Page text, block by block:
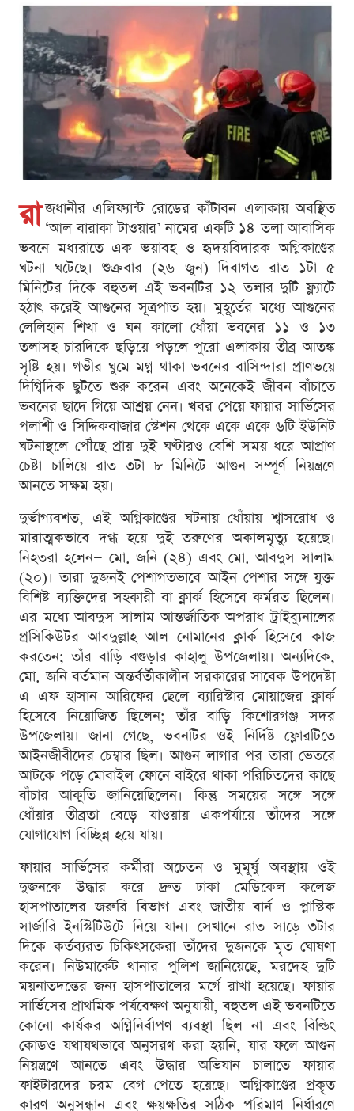
রা জধানীর এলিফ্যান্ট রোডের কাঁটাবন এলাকায় অবস্থিত
‘আল বারাকা টাওয়ার’ নামের একটি ১৪ তলা আবাসিক
ভবনে মধ্যরাতে এক ভয়াবহ ও হৃদয়বিদারক অগ্নিকাণ্ডের
ঘটনা ঘটেছে। শুক্রবার (২৬ জুন) দিবাগত রাত ১টা ৫
মিনিটের দিকে বহুতল এই ভবনটির ১২ তলার দুটি ফ্ল্যাটে
হঠাৎ করেই আগুনের সূত্রপাত হয়। মুহূর্তের মধ্যে আগুনের
লেলিহান শিখা ও ঘন কালো ধোঁয়া ভবনের ১১ ও ১৩
তলাসহ চারদিকে ছড়িয়ে পড়লে পুরো এলাকায় তীব্র আতঙ্ক
সৃষ্টি হয়। গভীর ঘুমে মগ্ন থাকা ভবনের বাসিন্দারা প্রাণভয়ে
দিগ্বিদিক ছুটতে শুরু করেন এবং অনেকেই জীবন বাঁচাতে
ভবনের ছাদে গিয়ে আশ্রয় নেন। খবর পেয়ে ফায়ার সার্ভিসের
পলাশী ও সিদ্দিকবাজার স্টেশন থেকে একে একে ৬টি ইউনিট
ঘটনাস্থলে পৌঁছে প্রায় দুই ঘণ্টারও বেশি সময় ধরে আপ্রাণ
চেষ্টা চালিয়ে রাত ৩টা ৮ মিনিটে আগুন সম্পূর্ণ নিয়ন্ত্রণে
আনতে সক্ষম হয়।
দুর্ভাগ্যবশত, এই অগ্নিকাণ্ডের ঘটনায় ধোঁয়ায় শ্বাসরোধ ও
মারাত্মকভাবে দগ্ধ হয়ে দুই তরুণের অকালমৃত্যু হয়েছে।
নিহতরা হলেন— মো. জনি (২৪) এবং মো. আবদুস সালাম
(২০)। তারা দুজনই পেশাগতভাবে আইন পেশার সঙ্গে যুক্ত
বিশিষ্ট ব্যক্তিদের সহকারী বা ক্লার্ক হিসেবে কর্মরত ছিলেন।
এর মধ্যে আবদুস সালাম আন্তর্জাতিক অপরাধ ট্রাইব্যুনালের
প্রসিকিউটর আবদুল্লাহ আল নোমানের ক্লার্ক হিসেবে কাজ
করতেন; তাঁর বাড়ি বগুড়ার কাহালু উপজেলায়। অন্যদিকে,
মো. জনি বর্তমান অন্তর্বর্তীকালীন সরকারের সাবেক উপদেষ্টা
এ এফ হাসান আরিফের ছেলে ব্যারিস্টার মোয়াজের ক্লার্ক
হিসেবে নিয়োজিত ছিলেন; তাঁর বাড়ি কিশোরগঞ্জ সদর
উপজেলায়। জানা গেছে, ভবনটির ওই নির্দিষ্ট ফ্লোরটিতে
আইনজীবীদের চেম্বার ছিল। আগুন লাগার পর তারা ভেতরে
আটকে পড়ে মোবাইল ফোনে বাইরে থাকা পরিচিতদের কাছে
বাঁচার আকুতি জানিয়েছিলেন। কিন্তু সময়ের সঙ্গে সঙ্গে
ধোঁয়ার তীব্রতা বেড়ে যাওয়ায় একপর্যায়ে তাঁদের সঙ্গে
যোগাযোগ বিচ্ছিন্ন হয়ে যায়।
ফায়ার সার্ভিসের কর্মীরা অচেতন ও মুমূর্ষু অবস্থায় ওই
দুজনকে উদ্ধার করে দ্রুত ঢাকা মেডিকেল কলেজ
হাসপাতালের জরুরি বিভাগ এবং জাতীয় বার্ন ও প্লাস্টিক
সার্জারি ইনস্টিটিউটে নিয়ে যান। সেখানে রাত সাড়ে ৩টার
দিকে কর্তব্যরত চিকিৎসকেরা তাঁদের দুজনকে মৃত ঘোষণা
করেন। নিউমার্কেট থানার পুলিশ জানিয়েছে, মরদেহ দুটি
ময়নাতদন্তের জন্য হাসপাতালের মর্গে রাখা হয়েছে। ফায়ার
সার্ভিসের প্রাথমিক পর্যবেক্ষণ অনুযায়ী, বহুতল এই ভবনটিতে
কোনো কার্যকর অগ্নিনির্বাপণ ব্যবস্থা ছিল না এবং বিল্ডিং
কোডও যথাযথভাবে অনুসরণ করা হয়নি, যার ফলে আগুন
নিয়ন্ত্রণে আনতে এবং উদ্ধার অভিযান চালাতে ফায়ার
ফাইটারদের চরম বেগ পেতে হয়েছে। অগ্নিকাণ্ডের প্রকৃত
কারণ অনুসন্ধান এবং ক্ষয়ক্ষতির সঠিক পরিমাণ নির্ধারণে